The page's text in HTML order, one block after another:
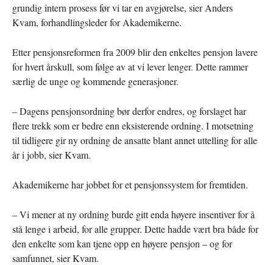
grundig intern prosess før vi tar en avgjørelse, sier Anders
Kvam, forhandlingsleder for Akademikerne.
Etter pensjonsreformen fra 2009 blir den enkeltes pensjon lavere
for hvert årskull, som følge av at vi lever lenger. Dette rammer
særlig de unge og kommende generasjoner.
– Dagens pensjonsordning bør derfor endres, og forslaget har
flere trekk som er bedre enn eksisterende ordning. I motsetning
til tidligere gir ny ordning de ansatte blant annet uttelling for alle
år i jobb, sier Kvam.
Akademikerne har jobbet for et pensjonssystem for fremtiden.
– Vi mener at ny ordning burde gitt enda høyere insentiver for å
stå lenge i arbeid, for alle grupper. Dette hadde vært bra både for
den enkelte som kan tjene opp en høyere pensjon – og for
samfunnet, sier Kvam.